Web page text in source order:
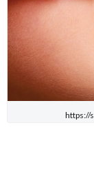
https://